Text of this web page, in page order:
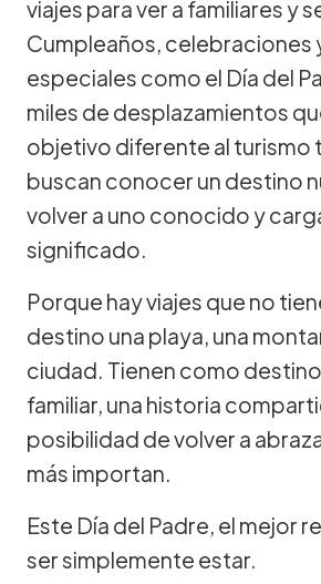
viajes para ver a familiares y
Cumpleaños, celebraciones
especiales como el Día del
miles de desplazamientos
objetivo diferente al turismo
buscan conocer un destino
volver a uno conocido y
significado.
Porque hay viajes que no
destino una playa, una
ciudad. Tienen como
familiar, una historia
posibilidad de volver a
más importan.
Este Día del Padre, el mejor
ser simplemente estar.